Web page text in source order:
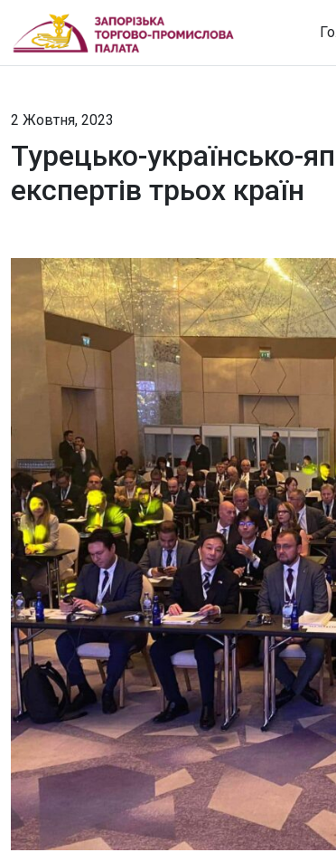
2 Жовтня, 2023
Турецько-українсько-
експертів трьох країн